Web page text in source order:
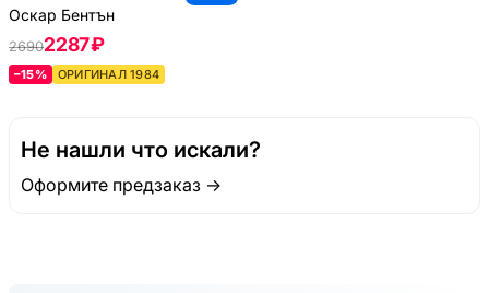
Оскар Бентън
26902287 ₽
–15% ОРИГИНАЛ 1984
Не нашли что искали?
Оформите предзаказ →